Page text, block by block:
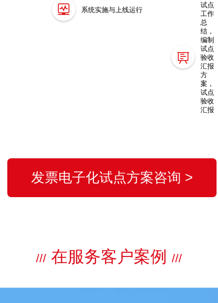
系统实施与上线运行
试点
工作
总
结，
编制
试点
验收
汇报
方
案，
试点
验收
汇报
发票电子化试点方案咨询 >
/// 在服务客户案例 ///